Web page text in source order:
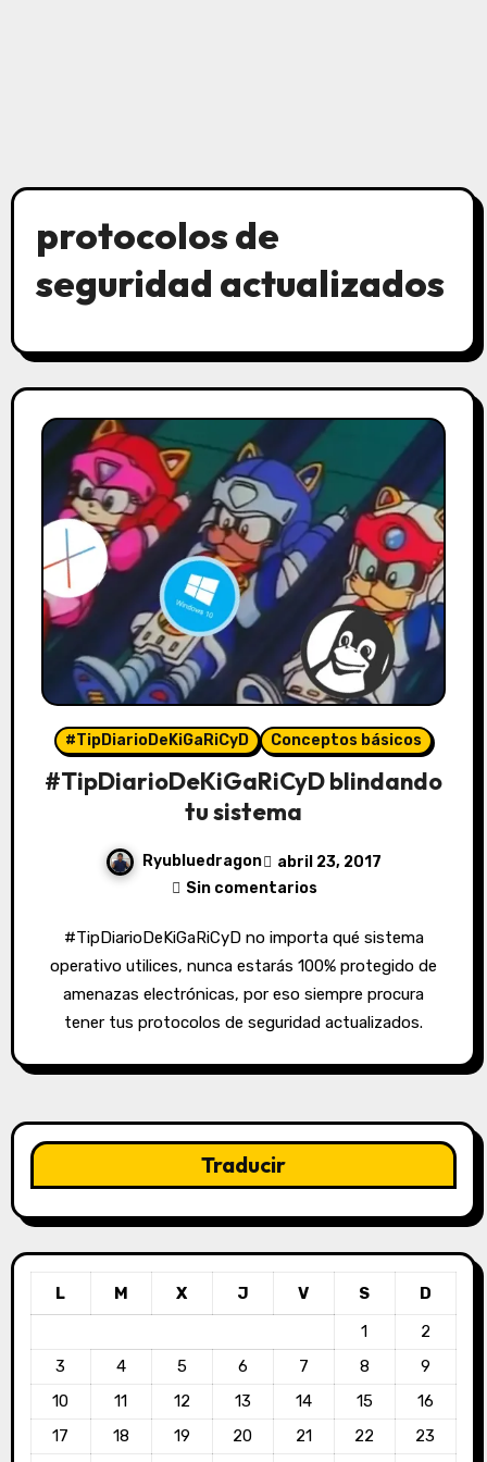
protocolos de
seguridad actualizados
#TipDiarioDeKiGaRiCyD Conceptos básicos
#TipDiarioDeKiGaRiCyD blindando
tu sistema
Ryubluedragon
abril 23, 2017
Sin comentarios
#TipDiarioDeKiGaRiCyD no importa qué sistema
operativo utilices, nunca estarás 100% protegido de
amenazas electrónicas, por eso siempre procura
tener tus protocolos de seguridad actualizados.
Traducir
L M X J V S
D
1
2
3
4 5 6 7 8
9
10
11 12 13 14 15
16
17
18 19 20 21 22
23